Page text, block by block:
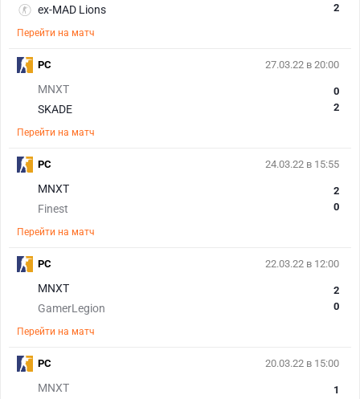
ex-MAD Lions
2
Перейти на матч
27.03.22 в 20:00
MNXT
SKADE
0
2
Перейти на матч
PC
24.03.22 в 15:55
MNXT
Finest
2
0
Перейти на матч
PC
22.03.22 в 12:00
MNXT
GamerLegion
2
0
Перейти на матч
PC
20.03.22 в 15:00
MNXT 1
PC